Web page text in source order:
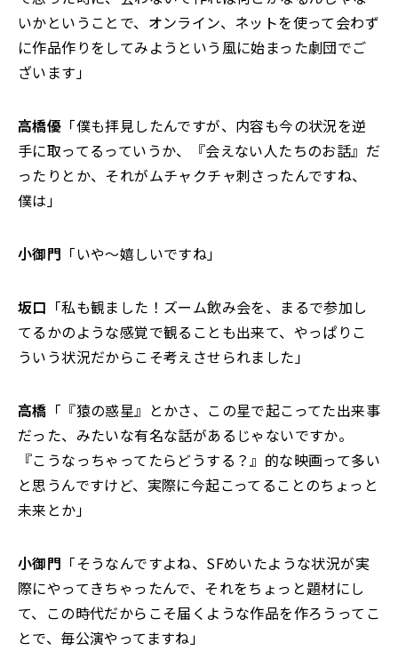
いかということで、オンライン、ネットを使って会わず
に作品作りをしてみようという風に始まった劇団でご
ざいます」
高橋優 「僕も拝見したんですが、内容も今の状況を逆
手に取ってるっていうか、『会えない人たちのお話』だ
ったりとか、それがムチャクチャ刺さったんですね、
僕は」
小御門 「いや～嬉しいですね」
坂口 「私も観ました！ズーム飲み会を、まるで参加し
てるかのような感覚で観ることも出来て、やっぱりこ
ういう状況だからこそ考えさせられました」
高橋 「『猿の惑星』とかさ、この星で起こってた出来事
だった、みたいな有名な話があるじゃないですか。
『こうなっちゃってたらどうする？』的な映画って多い
と思うんですけど、実際に今起こってることのちょっと
未来とか」
小御門 「そうなんですよね、SFめいたような状況が実
際にやってきちゃったんで、それをちょっと題材にし
て、この時代だからこそ届くような作品を作ろうってこ
とで、毎公演やってますね」